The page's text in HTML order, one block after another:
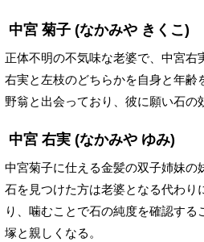
中宮 菊子 (なかみや きくこ)
正体不明の不気味な老婆で、中宮右
右実と左枝のどちらかを自身と年
野翁と出会っており、彼に願い石の
中宮 右実 (なかみや ゆみ)
中宮菊子に仕える金髪の双子姉妹の
石を見つけた方は老婆となる代わり
り、噛むことで石の純度を確認す
塚と親しくなる。